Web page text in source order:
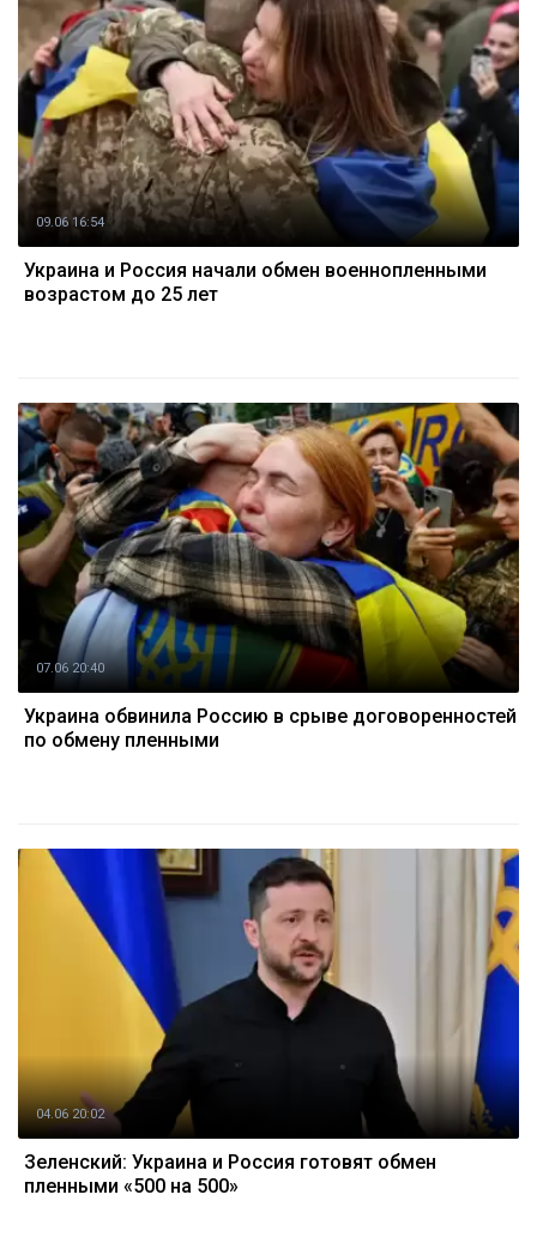
09.06 16:54
Украина и Россия начали обмен военнопленными
возрастом до 25 лет
07.06 20:40
Украина обвинила Россию в срыве договоренностей
по обмену пленными
04.06 20:02
Зеленский: Украина и Россия готовят обмен
пленными «500 на 500»